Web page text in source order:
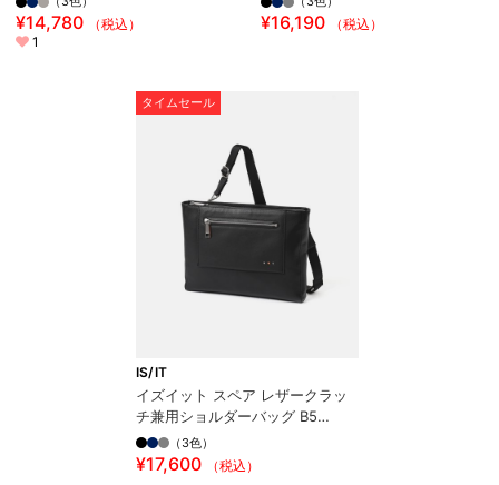
¥14,780
（税込）
1
¥16,190 （税込）
タイムセール
IS/IT
イズイット スペア レザークラッ
チ兼用ショルダーバッグ B5
2WAY（3色）
¥17,600 （税込）